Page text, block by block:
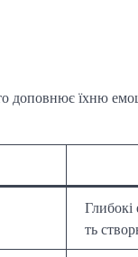
доповнює їхню
Глибокі
ть